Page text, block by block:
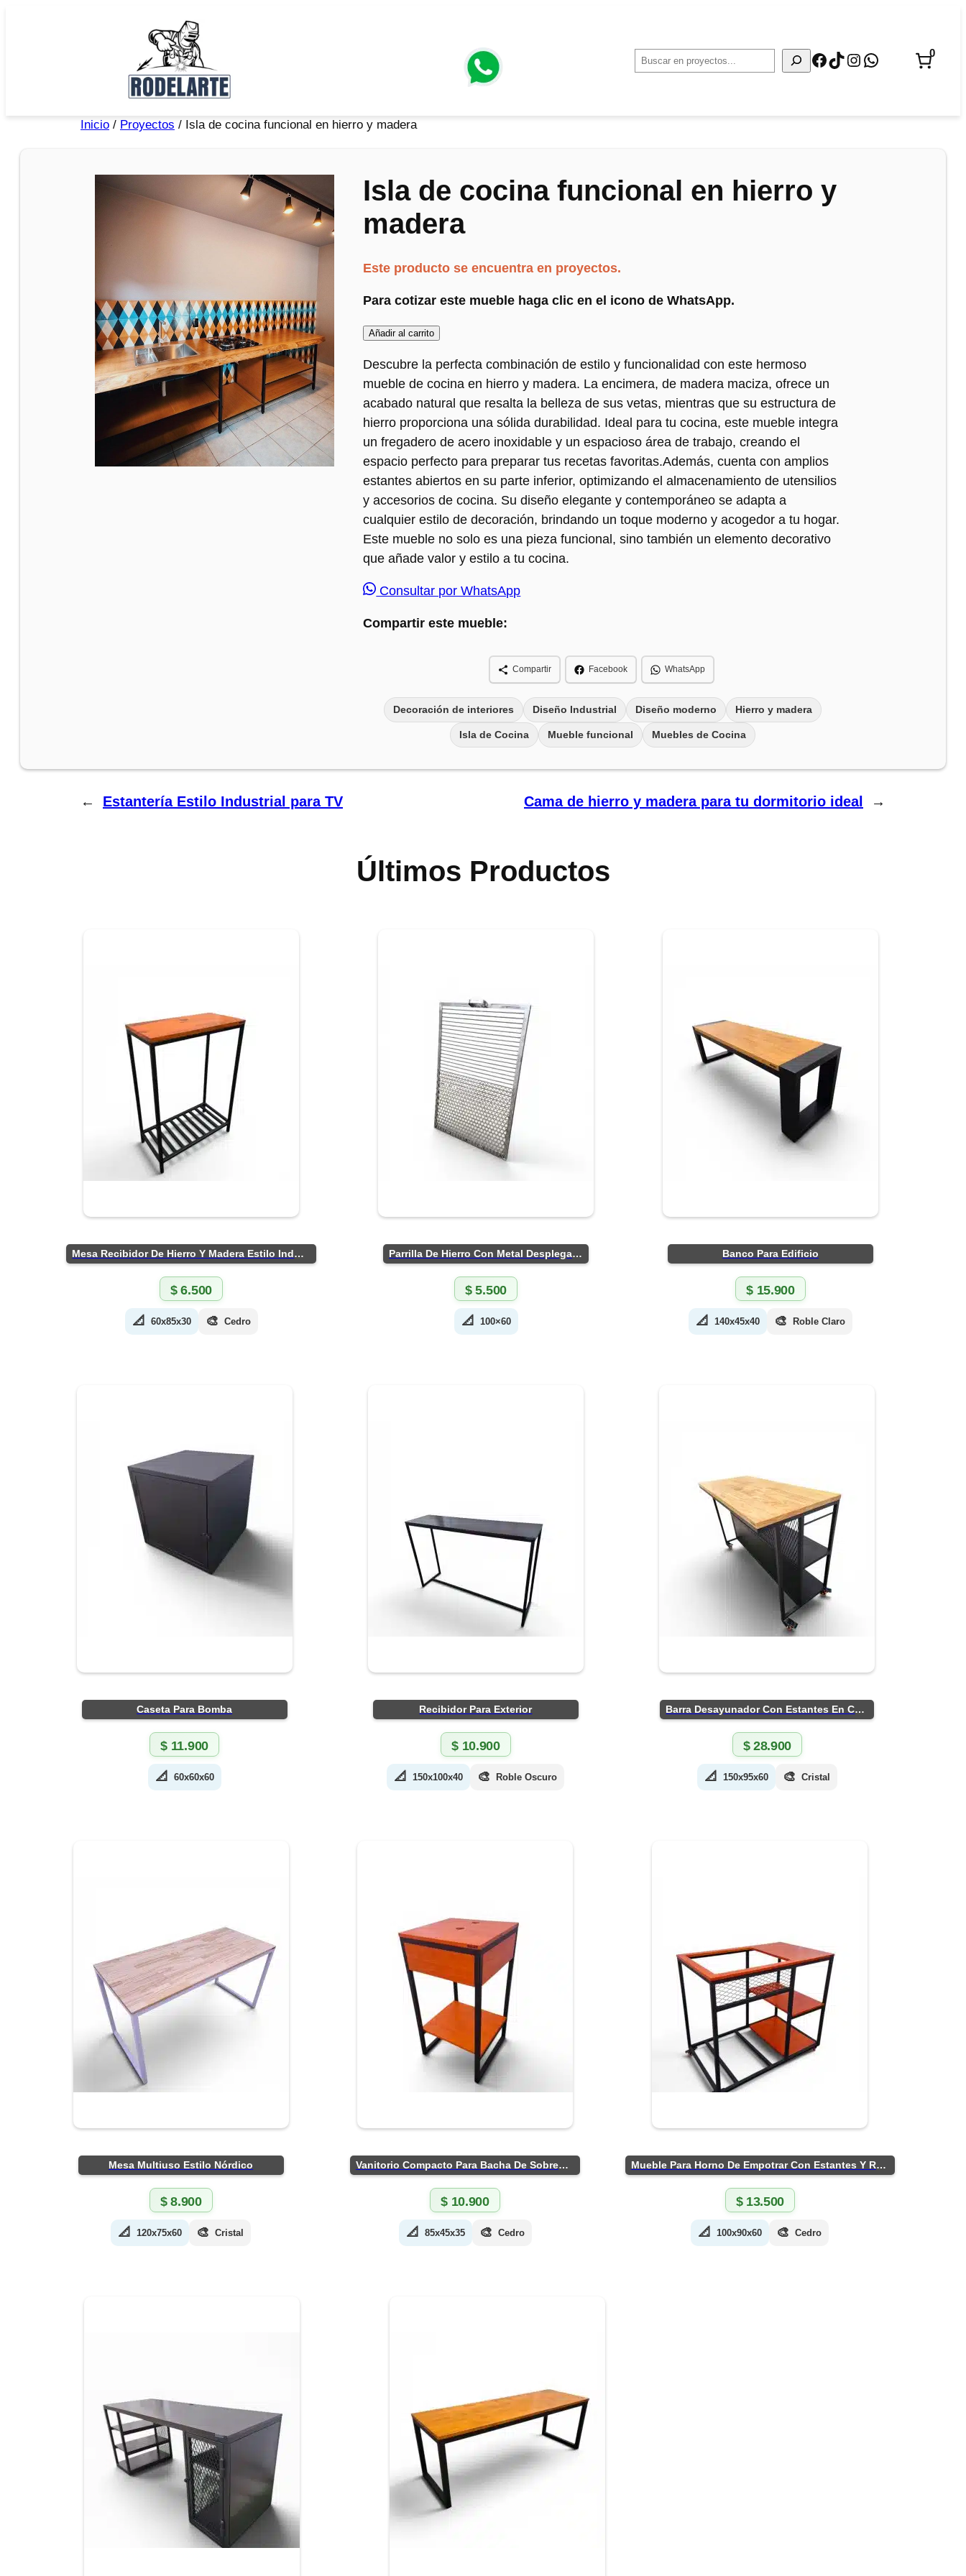
Facebook
TikTok
Instagram
WhatsApp
0
Inicio / Proyectos / Isla de cocina funcional en hierro y madera
Isla de cocina funcional en hierro y
madera
Este producto se encuentra en proyectos.
Para cotizar este mueble haga clic en el icono de WhatsApp.
Añadir al carrito
Descubre la perfecta combinación de estilo y funcionalidad con este hermoso
mueble de cocina en hierro y madera. La encimera, de madera maciza, ofrece un
acabado natural que resalta la belleza de sus vetas, mientras que su estructura de
hierro proporciona una sólida durabilidad. Ideal para tu cocina, este mueble integra
un fregadero de acero inoxidable y un espacioso área de trabajo, creando el
espacio perfecto para preparar tus recetas favoritas.Además, cuenta con amplios
estantes abiertos en su parte inferior, optimizando el almacenamiento de utensilios
y accesorios de cocina. Su diseño elegante y contemporáneo se adapta a
cualquier estilo de decoración, brindando un toque moderno y acogedor a tu hogar.
Este mueble no solo es una pieza funcional, sino también un elemento decorativo
que añade valor y estilo a tu cocina.
Consultar por WhatsApp
Compartir este mueble:
Compartir Facebook WhatsApp
Decoración de interiores Diseño Industrial Diseño moderno Hierro y madera
Isla de Cocina Mueble funcional Muebles de Cocina
← Estantería Estilo Industrial para TV Cama de hierro y madera para tu dormitorio ideal →
Últimos Productos
Mesa Recibidor De Hierro Y Madera Estilo Industrial
$6.500
📐 60x85x30 🎨 Cedro
Parrilla De Hierro Con Metal Desplegado
$5.500
📐 100×60
Banco Para Edificio
$15.900
📐 140x45x40 🎨 Roble Claro
Caseta Para Bomba
$ 11.900
📐 60x60x60
Recibidor Para Exterior
$10.900
📐 150x100x40 🎨 Roble Oscuro
Barra Desayunador Con Estantes En Chapa
$28.900
📐 150x95x60 🎨 Cristal
Mesa Multiuso Estilo Nórdico
$8.900
📐 120x75x60 🎨 Cristal
Vanitorio Compacto Para Bacha De Sobreponer
$10.900
📐 85x45x35 🎨 Cedro
Mueble Para Horno De Empotrar Con Estantes Y Ruedas
$13.500
📐 100x90x60 🎨 Cedro